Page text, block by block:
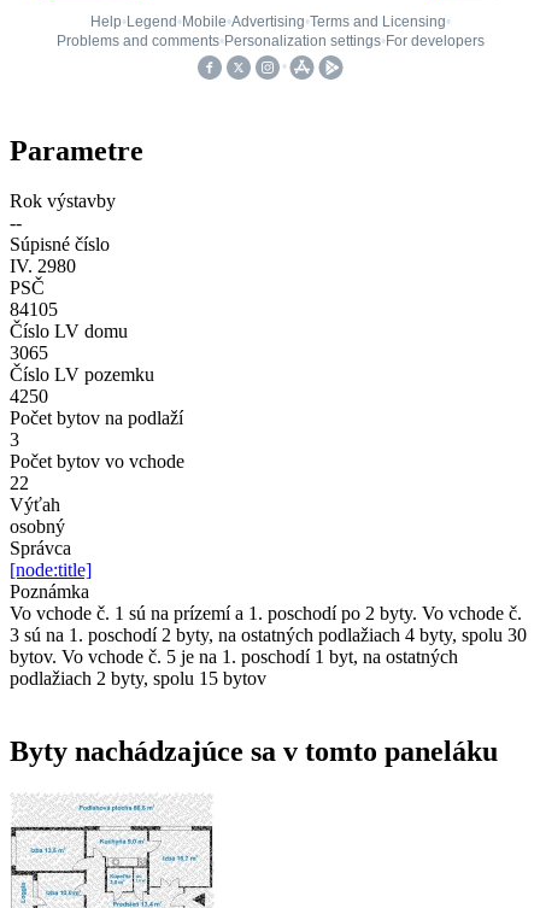
Parametre
Rok výstavby
--
Súpisné číslo
IV. 2980
PSČ
84105
Číslo LV domu
3065
Číslo LV pozemku
4250
Počet bytov na podlaží
3
Počet bytov vo vchode
22
Výťah
osobný
Správca
[node:title]
Poznámka
Vo vchode č. 1 sú na prízemí a 1. poschodí po 2 byty. Vo vchode č.
3 sú na 1. poschodí 2 byty, na ostatných podlažiach 4 byty, spolu 30
bytov. Vo vchode č. 5 je na 1. poschodí 1 byt, na ostatných
podlažiach 2 byty, spolu 15 bytov
Byty nachádzajúce sa v tomto paneláku